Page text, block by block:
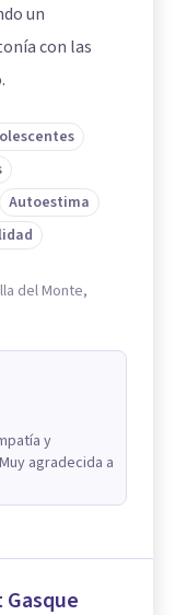
un
con las
Autoestima
del Monte,
y
agradecida a